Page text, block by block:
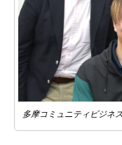
多摩コミュニティビジネ